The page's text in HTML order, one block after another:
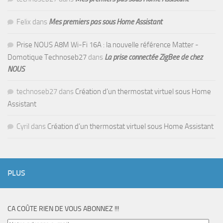
Felix dans Mes premiers pas sous Home Assistant
Prise NOUS A8M Wi-Fi 16A : la nouvelle référence Matter -
Domotique Technoseb27 dans La prise connectée ZigBee de chez
NOUS
technoseb27 dans Création d’un thermostat virtuel sous Home
Assistant
Cyril dans Création d’un thermostat virtuel sous Home Assistant
PLUS
CA COÛTE RIEN DE VOUS ABONNEZ !!!